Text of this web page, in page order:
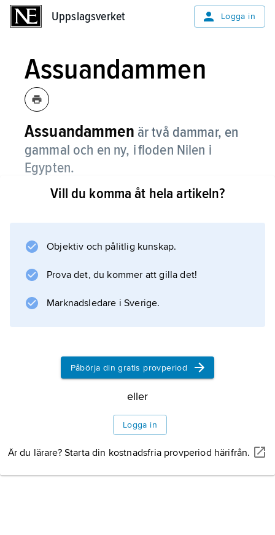
Uppslagsverket Logga in
Assuandammen
Assuandammen är två dammar, en
gammal och en ny, i floden Nilen i
Egypten.
När man talar om Assuandammen menar man
av, Nilen så att det bildas en konstgjord sjö.
används för att bevattna åkrarna, och sjön fylls
på när det
Information om artikeln
Vill du komma åt hela artikeln?
Objektiv och pålitlig kunskap.
Prova det, du kommer att gilla det!
Marknadsledare i Sverige.
Påbörja din gratis provperiod
eller
Logga in
Är du lärare? Starta din kostnadsfria provperiod härifrån.